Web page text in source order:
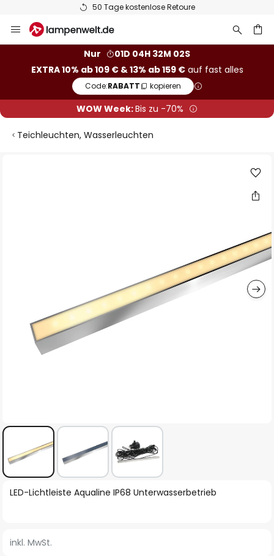
50 Tage kostenlose Retoure
Inhalt
Nur
01D 04H 32M 01S
EXTRA 10% ab 109 € & 13% ab 159 €auf fast alles
Code:RABATT kopieren
WOW Week:Bis zu -70%
Teichleuchten, Wasserleuchten
Zum
springen
LED-Lichtleiste Aqualine IP68 Unterwasserbetrieb
inkl. MwSt.